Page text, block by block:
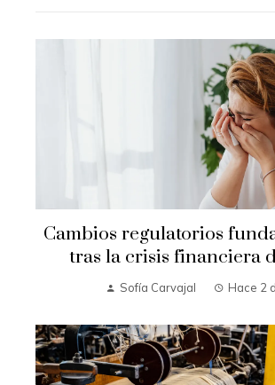
Cambios regulatorios
tras la crisis financiera
Sofía Carvajal Hace 2